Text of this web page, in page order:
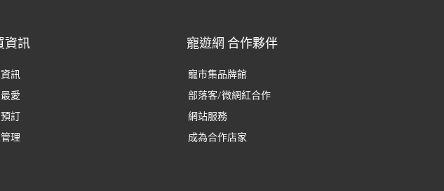
資訊
訊
愛
訂
理
寵遊網 合作夥伴
寵市集品牌館
部落客/微網紅合作
網站服務
成為合作店家